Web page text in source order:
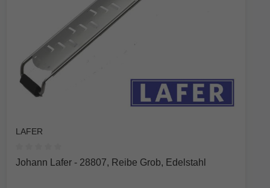
LAFER
Durchschnittliche Bewertung von 0 von 5 Sternen
Johann Lafer - 28807, Reibe Grob, Edelstahl